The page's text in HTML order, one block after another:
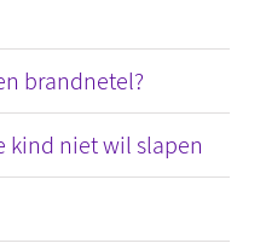
brandnetel?
kind niet wil slapen